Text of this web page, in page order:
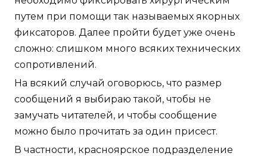
путем при помощи так называемых якорных
фиксаторов. Далее пройти будет уже очень
сложно: слишком много всяких технических
сопротивлений.
На всякий случай оговорюсь, что размер
сообщений я выбираю такой, чтобы не
замучать читателей, и чтобы сообщение
можно было прочитать за один присест.
В частности, красноярское подразделение